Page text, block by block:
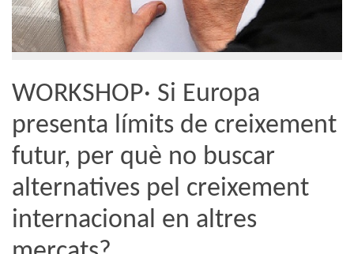
WORKSHOP· Si Europa
presenta límits de creixement
futur, per què no buscar
alternatives pel creixement
internacional en altres